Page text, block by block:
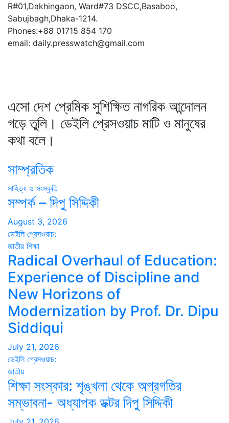
R#01,Dakhingaon, Ward#73 DSCC,Basaboo,
Sabujbagh,Dhaka-1214.
Phones:+88 01715 854 170
email: daily.presswatch@gmail.com
এসো দেশ প্রেমিক সুশিক্ষিত নাগরিক আন্দোলন
গড়ে তুলি। ডেইলি প্রেসওয়াচ মাটি ও মানুষের
কথা বলে।
সাম্প্রতিক
সাহিত্য ও সংস্কৃতি
সম্পর্ক – দিপু সিদ্দিকী
August 3, 2026
ডেইলি প্রেসওয়াচ:
জাতীয় শিক্ষা
Radical Overhaul of Education:
Experience of Discipline and
New Horizons of
Modernization by Prof. Dr. Dipu
Siddiqui
July 21, 2026
ডেইলি প্রেসওয়াচ:
জাতীয়
শিক্ষা সংস্কার: শৃঙ্খলা থেকে অগ্রগতির
সম্ভাবনা- অধ্যাপক ডক্টর দিপু সিদ্দিকী